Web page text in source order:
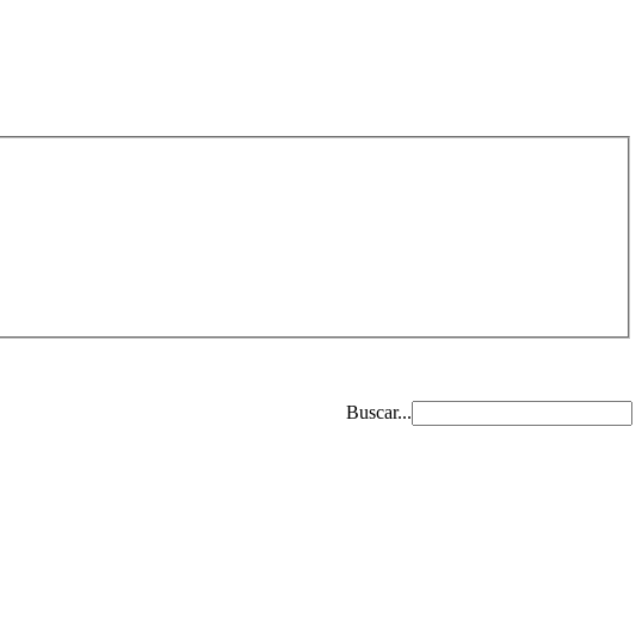
Buscar...